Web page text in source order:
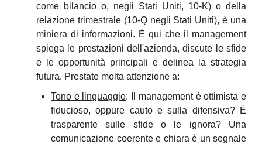
come bilancio o, negli Stati Uniti, 10-K) o della
relazione trimestrale (10-Q negli Stati Uniti), è una
miniera di informazioni. È qui che il management
spiega le prestazioni dell'azienda, discute le sfide
e le opportunità principali e delinea la strategia
futura. Prestate molta attenzione a:
Tono e linguaggio: Il management è ottimista e
fiducioso, oppure cauto e sulla difensiva? È
trasparente sulle sfide o le ignora? Una
comunicazione coerente e chiara è un segnale